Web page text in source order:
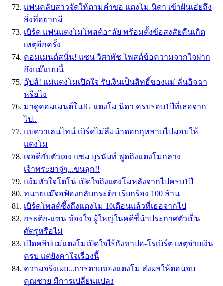
แฟนคลับสาวจัดให้ตามคำขอ แตงโม นิดา เข้าฝันเอ่ยถึง
สิ่งที่อยากมี
เบิร์ด แฟนแตงโมโพสต์อาลัย พร้อมตั้งข้อสงสัยคืนเกิด
เหตุอีกครั้ง
คอมเมนต์สนั่น! แซน วิศาพัช โพสต์ข้อความจากใจฝาก
ถึงแม๊แบบนี้
อุ๊ปส์! แม่แตงโมเปิดใจ รับเงินเป็นสิทธิ์ของแม่ ลั่นอิจฉา
หรือไง
มาดูคอมเมนต์ในIG แตงโม นิดา ครบรอบ1ปีที่เธอจาก
ไป..
แบดวาเลนไทน์ เบิร์ดไม่ลืมนำดอกกุหลาบไปมอบให้
แตงโม
เจอดีกับตัวเอง แซม ยุรนันท์ พูดถึงแตงโมกลาง
เจ้าพระยาจู่ๆ...ขนลุก!!
แง้มหัวใจโตโน่ เปิดใจถึงแตงโมหลังจากไปครบ1ปี
ทนายแม๊จ่อฟ้องกลับกระติก เรียกร้อง 100 ล้าน
เบิร์ดโพสต์ซึ้งถึงแตงโม 10เดือนแล้วที่เธอจากไป
กระติก-แซน ข้องใจ ผู้ใหญ่ในคดีชี้นำประกาศตัวเป็น
ศัตรูหรือไม่
เปิดคลิปแม่แตงโมเปิดใจไร้กังขาปอ-โรเบิร์ต เหตุจ่ายเงิน
ครบ แต่ยังคาใจเรื่องนี้
ความจริงเผย...การตายของแตงโม ส่งผลให้ตอนจบ
คุณชาย มีการเปลี่ยนแปลง